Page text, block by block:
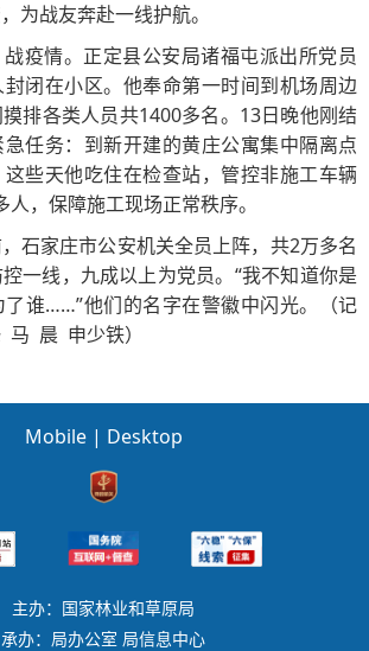
为战友奔赴一线护航。
情。正定县公安局诸福屯派出所党员
闭在小区。他奉命第一时间到机场周边
排各类人员共1400多名。13日晚他刚结
任务：到新开建的黄庄公寓集中隔离点
些天他吃住在检查站，管控非施工车辆
，保障施工现场正常秩序。
家庄市公安机关全员上阵，共2万多名
一线，九成以上为党员。“我不知道你是
谁……”他们的名字在警徽中闪光。（记
晨 申少铁）
Mobile | Desktop
主办：国家林业和草原局
承办：局办公室 局信息中心